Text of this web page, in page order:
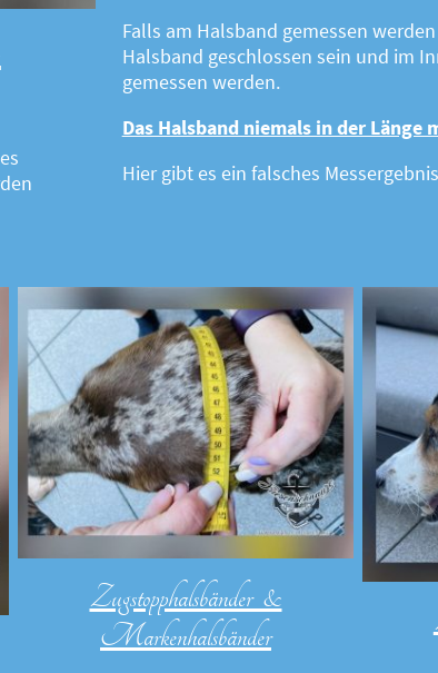
Falls am Halsband gemessen
Halsband geschlossen sein und im
gemessen werden.
Das Halsband niemals in der Länge
Hier gibt es ein falsches
Zugstopphalsbänder &
Markenhalsbänder